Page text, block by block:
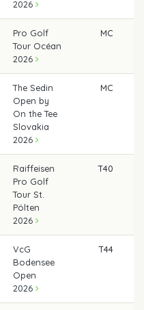
2026
Pro Golf
Tour Océan
2026
MC
The Sedin
Open by
On the Tee
Slovakia
2026
MC
Raiffeisen
Pro Golf
Tour St.
Pölten
2026
T40
VcG
Bodensee
Open
2026
T44